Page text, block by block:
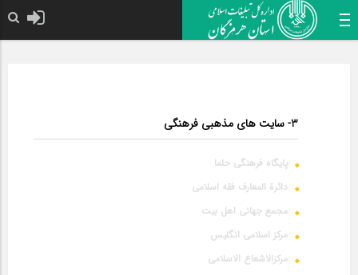
3- سایت های مذهبی فرهنگی
پایگاه فرهنگی حلما
دائرة المعارف فقه اسلامی
مجمع جهانی اهل بیت
مرکز اسلامی انگلیس
مرکزالاشعاع الاسلامی